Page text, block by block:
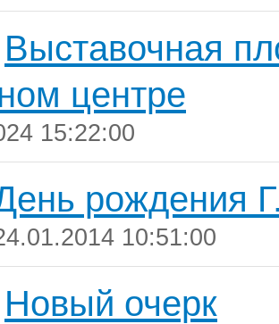
Выставочная
центре
15:22:00
рождения
10:51:00
Новый очерк